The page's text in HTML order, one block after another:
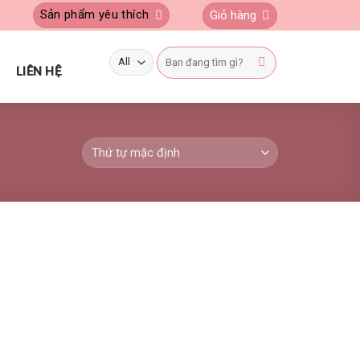
Sản phẩm yêu thích Giỏ hàng
LIÊN HỆ
Tìm
kiếm: